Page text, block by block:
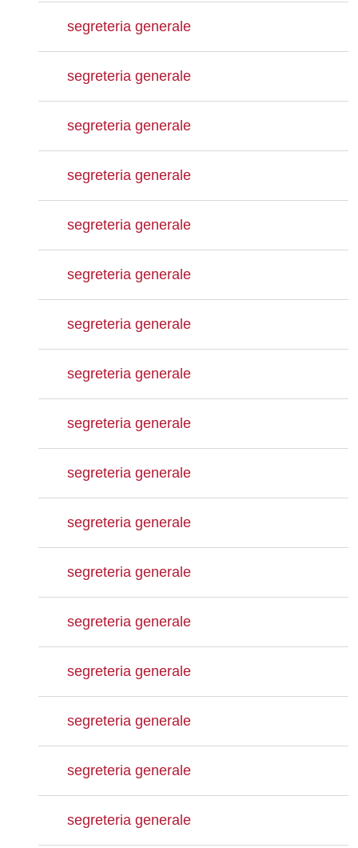
segreteria generale
segreteria generale
segreteria generale
segreteria generale
segreteria generale
segreteria generale
segreteria generale
segreteria generale
segreteria generale
segreteria generale
segreteria generale
segreteria generale
segreteria generale
segreteria generale
segreteria generale
segreteria generale
segreteria generale